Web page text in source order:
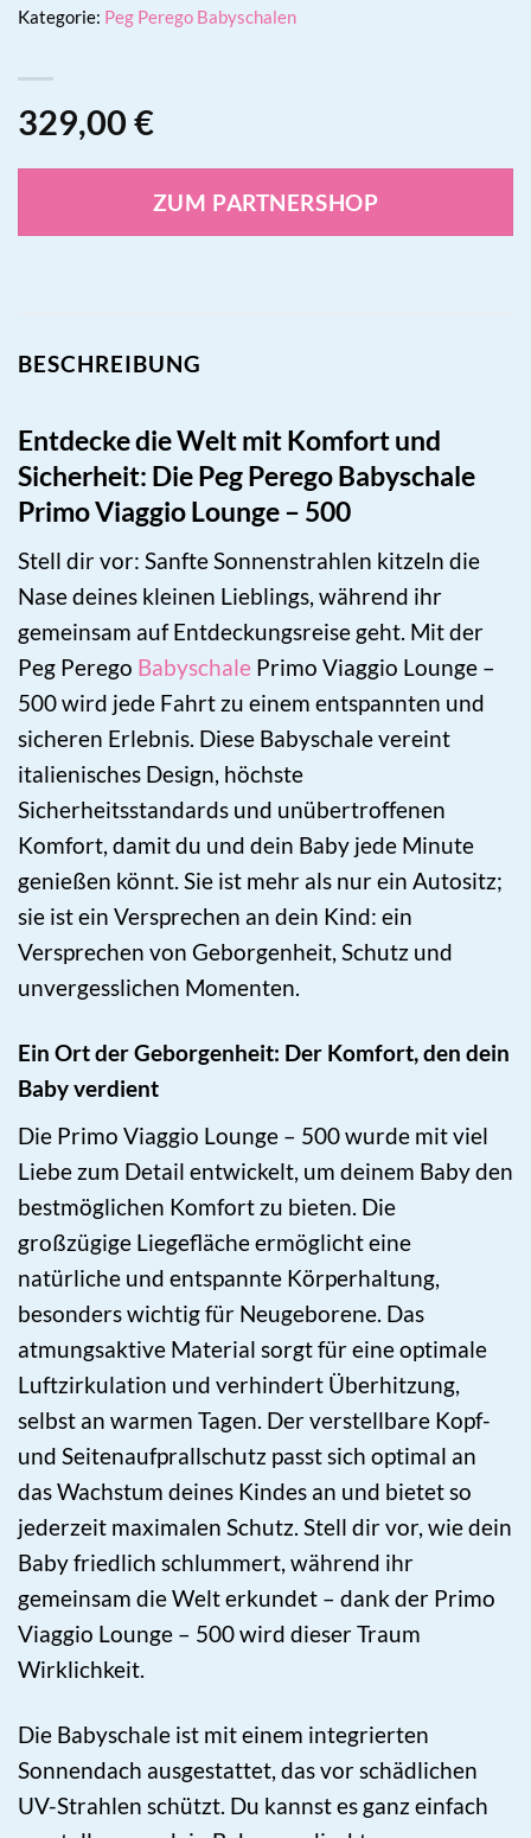
329,00 €
ZUM PARTNERSHOP
Kategorie: Peg Perego Babyschalen
BESCHREIBUNG
Entdecke die Welt mit Komfort und
Sicherheit: Die Peg Perego Babyschale
Primo Viaggio Lounge – 500
Stell dir vor: Sanfte Sonnenstrahlen kitzeln die
Nase deines kleinen Lieblings, während ihr
gemeinsam auf Entdeckungsreise geht. Mit der
Peg Perego Babyschale Primo Viaggio Lounge –
500 wird jede Fahrt zu einem entspannten und
sicheren Erlebnis. Diese Babyschale vereint
italienisches Design, höchste
Sicherheitsstandards und unübertroffenen
Komfort, damit du und dein Baby jede Minute
genießen könnt. Sie ist mehr als nur ein Autositz;
sie ist ein Versprechen an dein Kind: ein
Versprechen von Geborgenheit, Schutz und
unvergesslichen Momenten.
Ein Ort der Geborgenheit: Der Komfort, den dein
Baby verdient
Die Primo Viaggio Lounge – 500 wurde mit viel
Liebe zum Detail entwickelt, um deinem Baby den
bestmöglichen Komfort zu bieten. Die
großzügige Liegefläche ermöglicht eine
natürliche und entspannte Körperhaltung,
besonders wichtig für Neugeborene. Das
atmungsaktive Material sorgt für eine optimale
Luftzirkulation und verhindert Überhitzung,
selbst an warmen Tagen. Der verstellbare Kopf-
und Seitenaufprallschutz passt sich optimal an
das Wachstum deines Kindes an und bietet so
jederzeit maximalen Schutz. Stell dir vor, wie dein
Baby friedlich schlummert, während ihr
gemeinsam die Welt erkundet – dank der Primo
Viaggio Lounge – 500 wird dieser Traum
Wirklichkeit.
Die Babyschale ist mit einem integrierten
Sonnendach ausgestattet, das vor schädlichen
UV-Strahlen schützt. Du kannst es ganz einfach